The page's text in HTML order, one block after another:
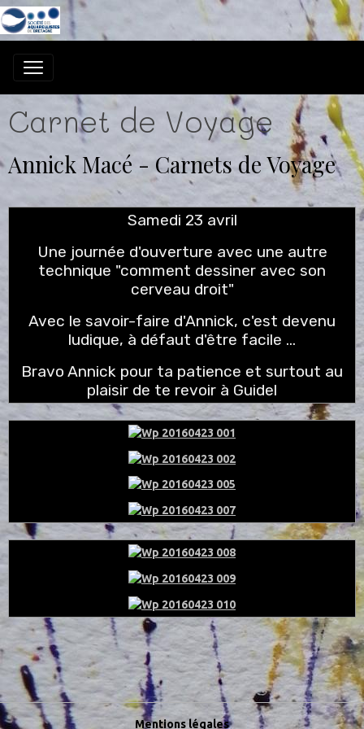
Carnet de Voyage
Annick Macé - Carnets de Voyage
Samedi 23 avril
Une journée d'ouverture avec une autre
technique "comment dessiner avec son
cerveau droit"
Avec le savoir-faire d'Annick, c'est devenu
ludique, à défaut d'être facile ...
Bravo Annick pour ta patience et surtout au
plaisir de te revoir à Guidel
Mentions légales